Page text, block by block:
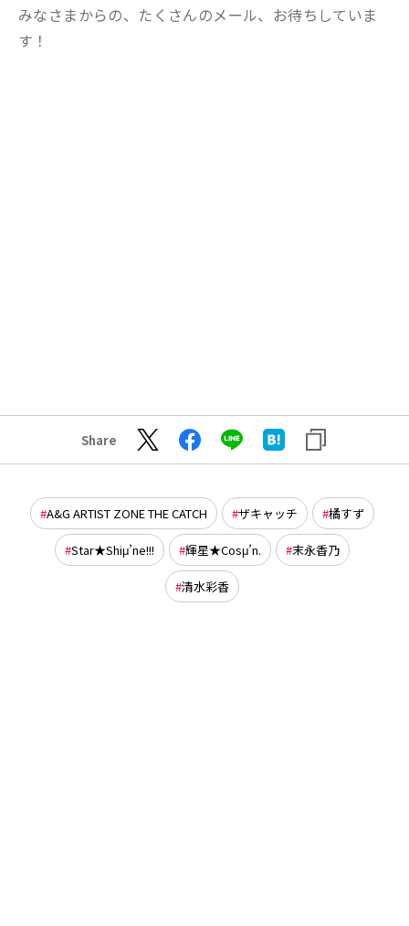
みなさまからの、たくさんのメール、お待ちしていま
す！
Share
A&G ARTIST ZONE THE CATCH ザキャッチ 橘すず
Star★Shiμ’ne!!! 輝星★Cosμ’n. 末永香乃
清水彩香